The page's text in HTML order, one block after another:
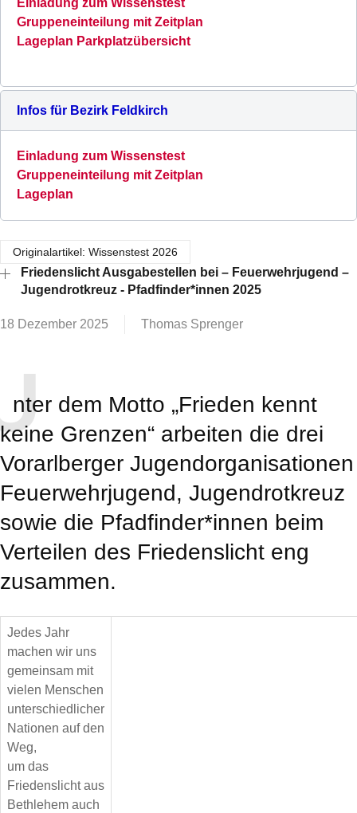
Einladung zum Wissenstest
Gruppeneinteilung mit Zeitplan
Lageplan Parkplatzübersicht
Infos für Bezirk Feldkirch
Einladung zum Wissenstest
Gruppeneinteilung mit Zeitplan
Lageplan
Originalartikel: Wissenstest 2026
Friedenslicht Ausgabestellen bei – Feuerwehrjugend –
Jugendrotkreuz - Pfadfinder*innen 2025
18 Dezember 2025 Thomas Sprenger
nter dem Motto „Frieden kennt
keine Grenzen“ arbeiten die drei
Vorarlberger Jugendorganisationen
Feuerwehrjugend, Jugendrotkreuz
sowie die Pfadfinder*innen beim
Verteilen des Friedenslicht eng
zusammen.
Jedes Jahr
machen wir uns
gemeinsam mit
vielen Menschen
unterschiedlicher
Nationen auf den
Weg,
um das
Friedenslicht aus
Bethlehem auch